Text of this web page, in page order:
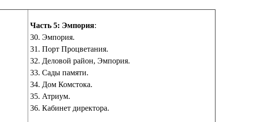
Часть 5: Эмпория:
30. Эмпория.
31. Порт Процветания.
32. Деловой район, Эмпория.
33. Сады памяти.
34. Дом Комстока.
35. Атриум.
36. Кабинет директора.